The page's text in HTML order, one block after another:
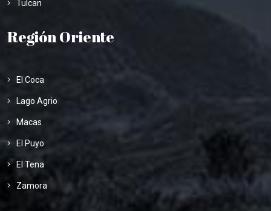
Tulcan
Región Oriente
El Coca
Lago Agrio
Macas
El Puyo
El Tena
Zamora